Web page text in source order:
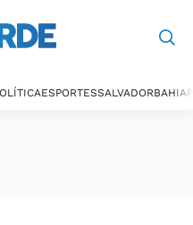
ESPORTESSALVADORBAHIA